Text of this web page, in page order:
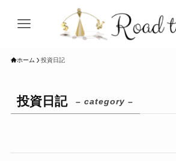
ホーム 投資日記
投資日記 – category –